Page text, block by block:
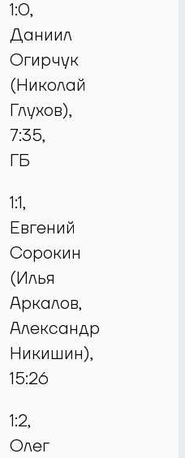
1:0,
Даниил
Огирчук
(Николай
Глухов),
7:35,
ГБ
1:1,
Евгений
Сорокин
(Илья
Аркалов,
Александр
Никишин),
15:26
1:2,
Олег